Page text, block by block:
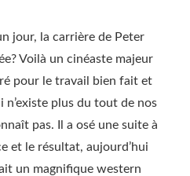
jour, la carrière de Peter
Voilà un cinéaste majeur
pour le travail bien fait et
n’existe plus du tout de nos
pas. Il a osé une suite à
et le résultat, aujourd’hui
un magnifique western